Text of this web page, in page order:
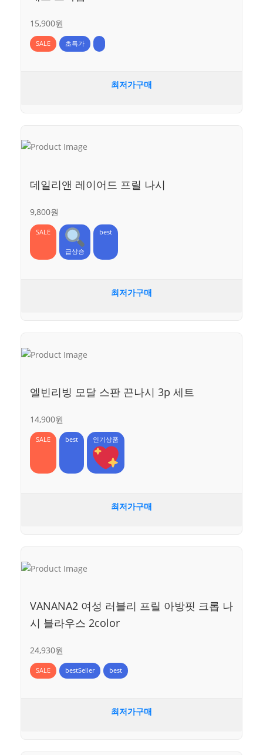
15,900원
SALE 초특가
최저가구매
데일리앤 레이어드 프릴 나시
9,800원
SALE
급상승
best
최저가구매
엘빈리빙 모달 스판 끈나시 3p 세트
14,900원
SALE best 인기상품
최저가구매
VANANA2 여성 러블리 프릴 아방핏 크롭 나
시 블라우스 2color
24,930원
SALE bestSeller best
최저가구매